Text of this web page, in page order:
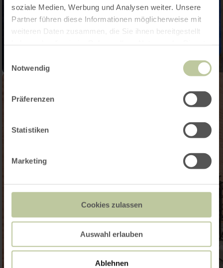
soziale Medien, Werbung und Analysen weiter. Unsere
Partner führen diese Informationen möglicherweise mit
weiteren Daten zusammen, die Sie ihnen bereitgestellt
Notwendig
Präferenzen
Statistiken
Marketing
Cookies zulassen
Auswahl erlauben
Ablehnen